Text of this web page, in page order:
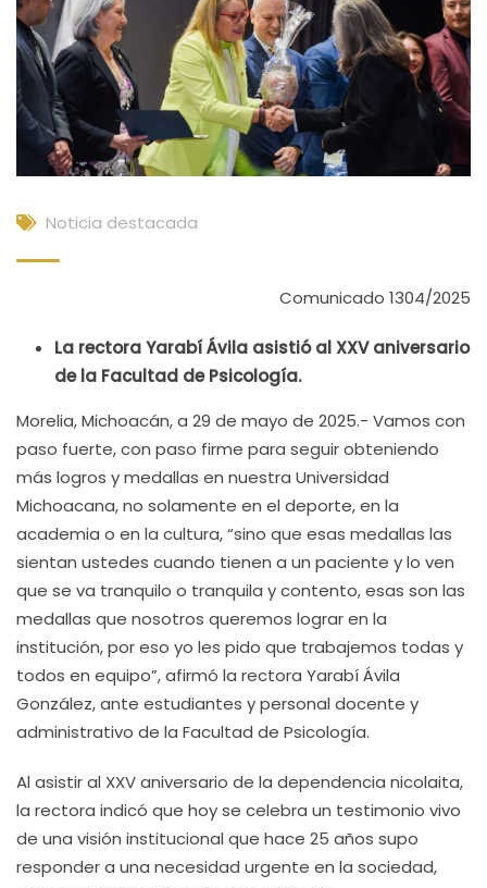
Noticia destacada
Comunicado 1304/2025
La rectora Yarabí Ávila asistió al XXV aniversario
de la Facultad de Psicología.
Morelia, Michoacán, a 29 de mayo de 2025.- Vamos con
paso fuerte, con paso firme para seguir obteniendo
más logros y medallas en nuestra Universidad
Michoacana, no solamente en el deporte, en la
academia o en la cultura, “sino que esas medallas las
sientan ustedes cuando tienen a un paciente y lo ven
que se va tranquilo o tranquila y contento, esas son las
medallas que nosotros queremos lograr en la
institución, por eso yo les pido que trabajemos todas y
todos en equipo”, afirmó la rectora Yarabí Ávila
González, ante estudiantes y personal docente y
administrativo de la Facultad de Psicología.
Al asistir al XXV aniversario de la dependencia nicolaita,
la rectora indicó que hoy se celebra un testimonio vivo
de una visión institucional que hace 25 años supo
responder a una necesidad urgente en la sociedad,